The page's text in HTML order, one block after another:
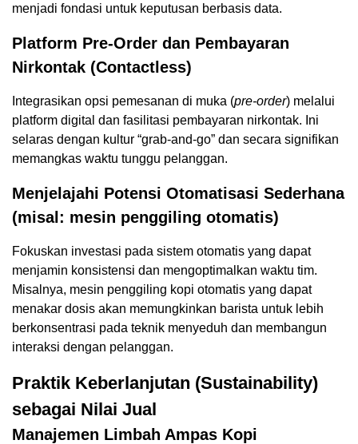
menjadi fondasi untuk keputusan berbasis data.
Platform Pre-Order dan Pembayaran
Nirkontak (Contactless)
Integrasikan opsi pemesanan di muka (pre-order) melalui
platform digital dan fasilitasi pembayaran nirkontak. Ini
selaras dengan kultur “grab-and-go” dan secara signifikan
memangkas waktu tunggu pelanggan.
Menjelajahi Potensi Otomatisasi Sederhana
(misal: mesin penggiling otomatis)
Fokuskan investasi pada sistem otomatis yang dapat
menjamin konsistensi dan mengoptimalkan waktu tim.
Misalnya, mesin penggiling kopi otomatis yang dapat
menakar dosis akan memungkinkan barista untuk lebih
berkonsentrasi pada teknik menyeduh dan membangun
interaksi dengan pelanggan.
Praktik Keberlanjutan (Sustainability)
sebagai Nilai Jual
Manajemen Limbah Ampas Kopi